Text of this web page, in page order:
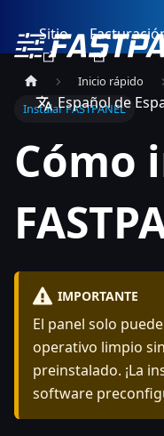
Sitio
Español de
Inicio rápido
Instalar FASTPANEL
Cómo
IMPORTANTE
El panel solo
operativo limpio
preinstalado. ¡La
software